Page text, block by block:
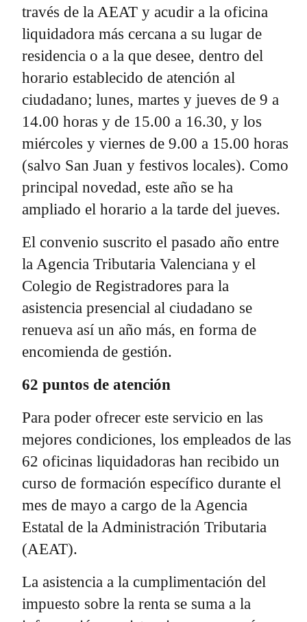
través de la AEAT y acudir a la oficina
liquidadora más cercana a su lugar de
residencia o a la que desee, dentro del
horario establecido de atención al
ciudadano; lunes, martes y jueves de 9 a
14.00 horas y de 15.00 a 16.30, y los
miércoles y viernes de 9.00 a 15.00 horas
(salvo San Juan y festivos locales). Como
principal novedad, este año se ha
ampliado el horario a la tarde del jueves.
El convenio suscrito el pasado año entre
la Agencia Tributaria Valenciana y el
Colegio de Registradores para la
asistencia presencial al ciudadano se
renueva así un año más, en forma de
encomienda de gestión.
62 puntos de atención
Para poder ofrecer este servicio en las
mejores condiciones, los empleados de las
62 oficinas liquidadoras han recibido un
curso de formación específico durante el
mes de mayo a cargo de la Agencia
Estatal de la Administración Tributaria
(AEAT).
La asistencia a la cumplimentación del
impuesto sobre la renta se suma a la